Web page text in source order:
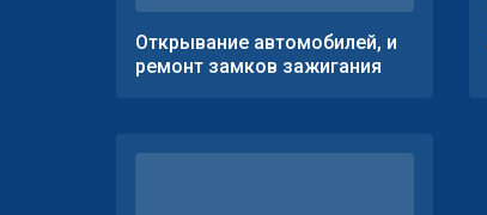
Открывание автомобилей, и
ремонт замков зажигания